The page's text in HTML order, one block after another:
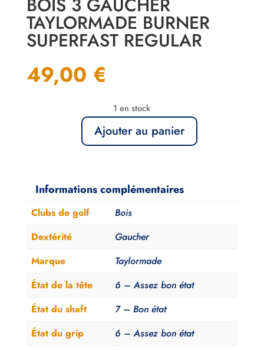
BOIS 3 GAUCHER
TAYLORMADE BURNER
SUPERFAST REGULAR
49,00 €
1 en stock
quantité
3
Gaucher
Taylormade
Burner
SuperFast
Ajouter au panier
Informations complémentaires
Clubs de golf
Bois
Dextérité
Gaucher
Marque
Taylormade
État de la tête
6 – Assez bon état
État du shaft
7 – Bon état
État du grip
6 – Assez bon état